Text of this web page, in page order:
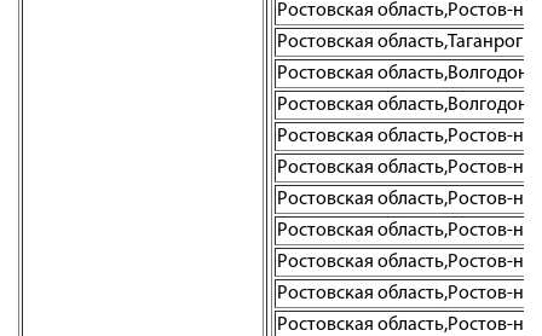
Ростовская область,Ростов-
Ростовская область,Таганрог
Ростовская
Ростовская
Ростовская область,Ростов-
Ростовская область,Ростов-
Ростовская область,Ростов-
Ростовская область,Ростов-
Ростовская область,Ростов-
Ростовская область,Ростов-
Ростовская область,Ростов-